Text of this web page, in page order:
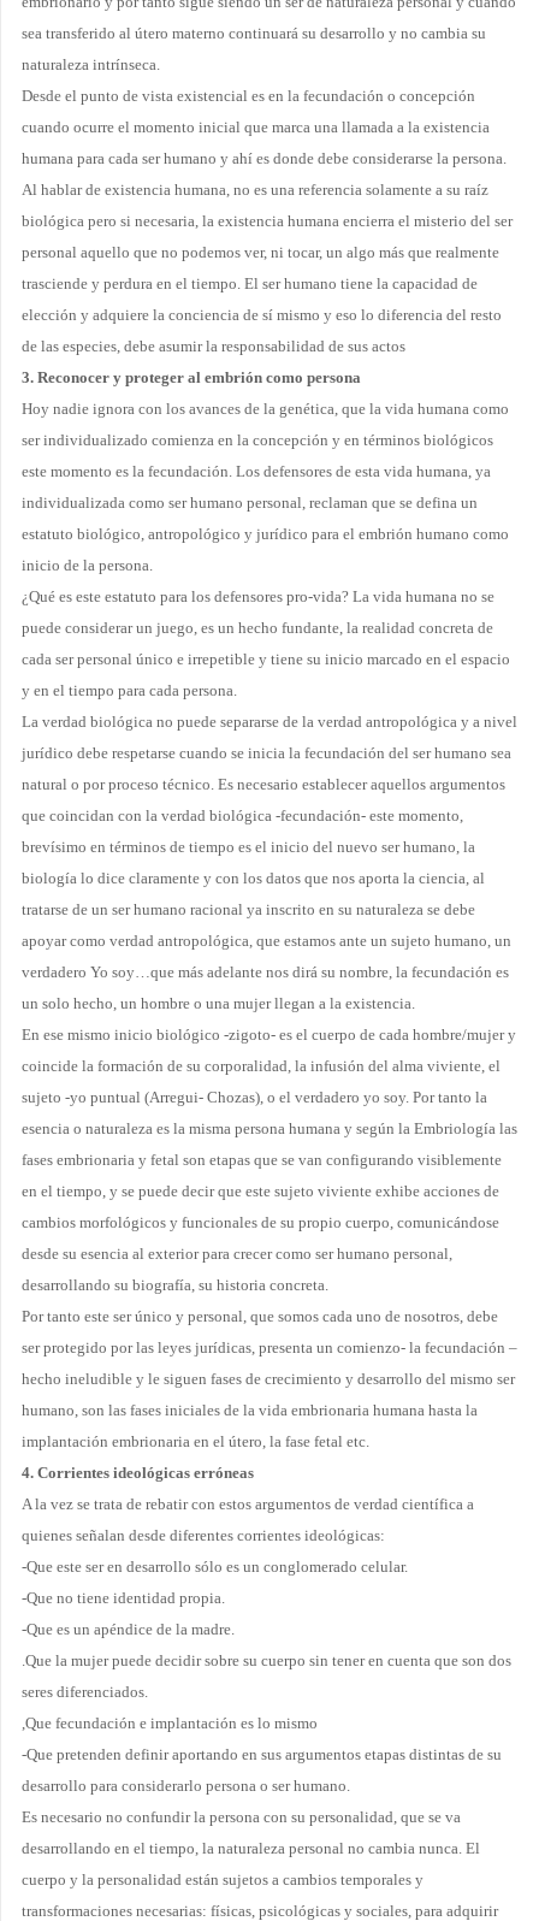
sea transferido al útero materno continuará su desarrollo y no cambia su
naturaleza intrínseca.
Desde el punto de vista existencial es en la fecundación o concepción
cuando ocurre el momento inicial que marca una llamada a la existencia
humana para cada ser humano y ahí es donde debe considerarse la persona.
Al hablar de existencia humana, no es una referencia solamente a su raíz
biológica pero si necesaria, la existencia humana encierra el misterio del ser
personal aquello que no podemos ver, ni tocar, un algo más que realmente
trasciende y perdura en el tiempo. El ser humano tiene la capacidad de
elección y adquiere la conciencia de sí mismo y eso lo diferencia del resto
de las especies, debe asumir la responsabilidad de sus actos
3. Reconocer y proteger al embrión como persona
Hoy nadie ignora con los avances de la genética, que la vida humana como
ser individualizado comienza en la concepción y en términos biológicos
este momento es la fecundación. Los defensores de esta vida humana, ya
individualizada como ser humano personal, reclaman que se defina un
estatuto biológico, antropológico y jurídico para el embrión humano como
inicio de la persona.
¿Qué es este estatuto para los defensores pro-vida? La vida humana no se
puede considerar un juego, es un hecho fundante, la realidad concreta de
cada ser personal único e irrepetible y tiene su inicio marcado en el espacio
y en el tiempo para cada persona.
La verdad biológica no puede separarse de la verdad antropológica y a nivel
jurídico debe respetarse cuando se inicia la fecundación del ser humano sea
natural o por proceso técnico. Es necesario establecer aquellos argumentos
que coincidan con la verdad biológica -fecundación- este momento,
brevísimo en términos de tiempo es el inicio del nuevo ser humano, la
biología lo dice claramente y con los datos que nos aporta la ciencia, al
tratarse de un ser humano racional ya inscrito en su naturaleza se debe
apoyar como verdad antropológica, que estamos ante un sujeto humano, un
verdadero Yo soy…que más adelante nos dirá su nombre, la fecundación es
un solo hecho, un hombre o una mujer llegan a la existencia.
En ese mismo inicio biológico -zigoto- es el cuerpo de cada hombre/mujer y
coincide la formación de su corporalidad, la infusión del alma viviente, el
sujeto -yo puntual (Arregui- Chozas), o el verdadero yo soy. Por tanto la
esencia o naturaleza es la misma persona humana y según la Embriología las
fases embrionaria y fetal son etapas que se van configurando visiblemente
en el tiempo, y se puede decir que este sujeto viviente exhibe acciones de
cambios morfológicos y funcionales de su propio cuerpo, comunicándose
desde su esencia al exterior para crecer como ser humano personal,
desarrollando su biografía, su historia concreta.
Por tanto este ser único y personal, que somos cada uno de nosotros, debe
ser protegido por las leyes jurídicas, presenta un comienzo- la fecundación –
hecho ineludible y le siguen fases de crecimiento y desarrollo del mismo ser
humano, son las fases iniciales de la vida embrionaria humana hasta la
implantación embrionaria en el útero, la fase fetal etc.
4. Corrientes ideológicas erróneas
A la vez se trata de rebatir con estos argumentos de verdad científica a
quienes señalan desde diferentes corrientes ideológicas:
-Que este ser en desarrollo sólo es un conglomerado celular.
-Que no tiene identidad propia.
-Que es un apéndice de la madre.
.Que la mujer puede decidir sobre su cuerpo sin tener en cuenta que son dos
seres diferenciados.
,Que fecundación e implantación es lo mismo
-Que pretenden definir aportando en sus argumentos etapas distintas de su
desarrollo para considerarlo persona o ser humano.
Es necesario no confundir la persona con su personalidad, que se va
desarrollando en el tiempo, la naturaleza personal no cambia nunca. El
cuerpo y la personalidad están sujetos a cambios temporales y
transformaciones necesarias: físicas, psicológicas y sociales, para adquirir